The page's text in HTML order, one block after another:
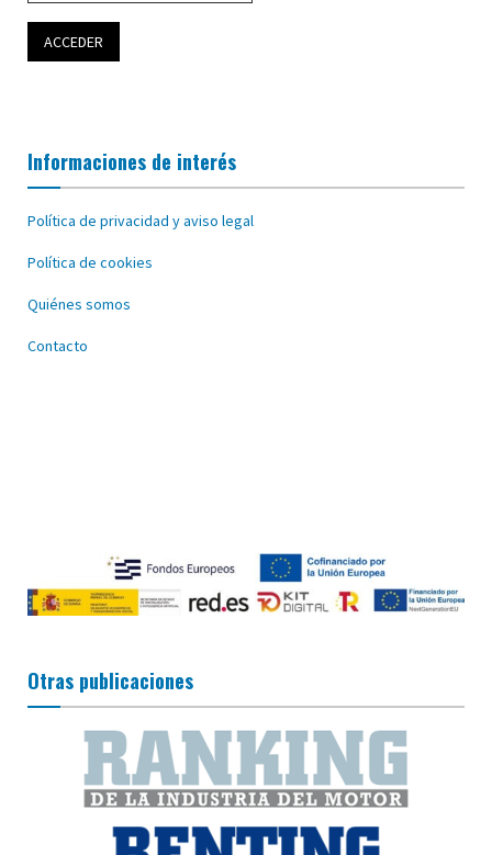
Informaciones de interés
Política de privacidad y aviso legal
Política de cookies
Quiénes somos
Contacto
Otras publicaciones